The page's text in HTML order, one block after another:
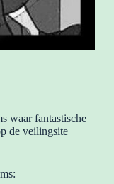
waar fantastische
de veilingsite